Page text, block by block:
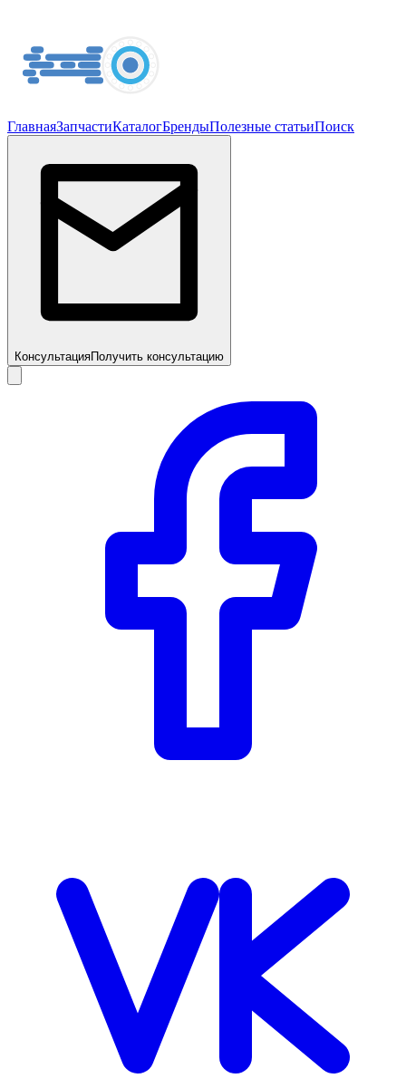
ГлавнаяЗапчастиКаталогБрендыПолезные статьиПоиск
КонсультацияПолучить консультацию